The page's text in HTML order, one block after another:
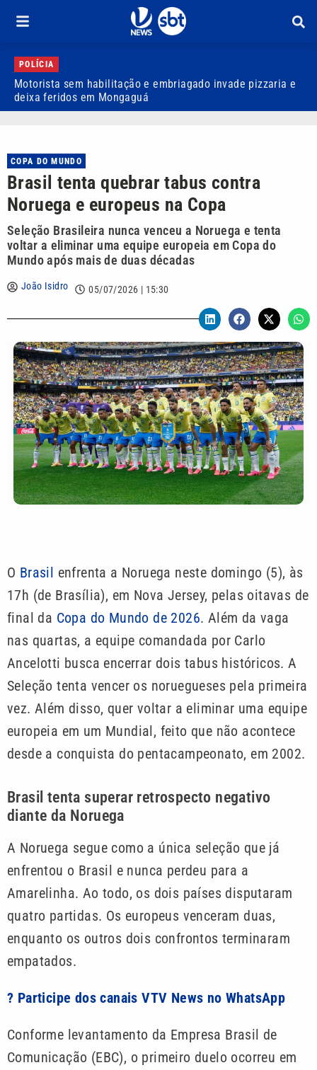
POLÍCIA
Motorista sem habilitação e embriagado invade pizzaria e
deixa feridos em Mongaguá
COPA DO MUNDO
Brasil tenta quebrar tabus contra
Noruega e europeus na Copa
Seleção Brasileira nunca venceu a Noruega e tenta
voltar a eliminar uma equipe europeia em Copa do
Mundo após mais de duas décadas
João Isidro 05/07/2026 | 15:30
O Brasil enfrenta a Noruega neste domingo (5), às
17h (de Brasília), em Nova Jersey, pelas oitavas de
final da Copa do Mundo de 2026. Além da vaga
nas quartas, a equipe comandada por Carlo
Ancelotti busca encerrar dois tabus históricos. A
Seleção tenta vencer os noruegueses pela primeira
vez. Além disso, quer voltar a eliminar uma equipe
europeia em um Mundial, feito que não acontece
desde a conquista do pentacampeonato, em 2002.
Brasil tenta superar retrospecto negativo
diante da Noruega
A Noruega segue como a única seleção que já
enfrentou o Brasil e nunca perdeu para a
Amarelinha. Ao todo, os dois países disputaram
quatro partidas. Os europeus venceram duas,
enquanto os outros dois confrontos terminaram
empatados.
? Participe dos canais VTV News no WhatsApp
Conforme levantamento da Empresa Brasil de
Comunicação (EBC), o primeiro duelo ocorreu em